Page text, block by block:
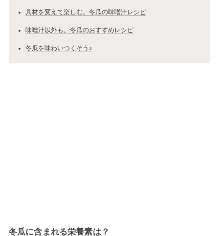
具材を変えて楽しむ。冬瓜の味噌汁レシピ
味噌汁以外も。冬瓜のおすすめレシピ
冬瓜を味わいつくそう♪
冬瓜に含まれる栄養素は？